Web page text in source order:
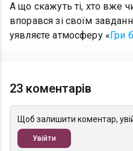
А що скажуть ті, хто вже
впорався зі своїм
уявляєте атмосферу «Гри
23 коментарів
Щоб залишити коментар,
Увійти